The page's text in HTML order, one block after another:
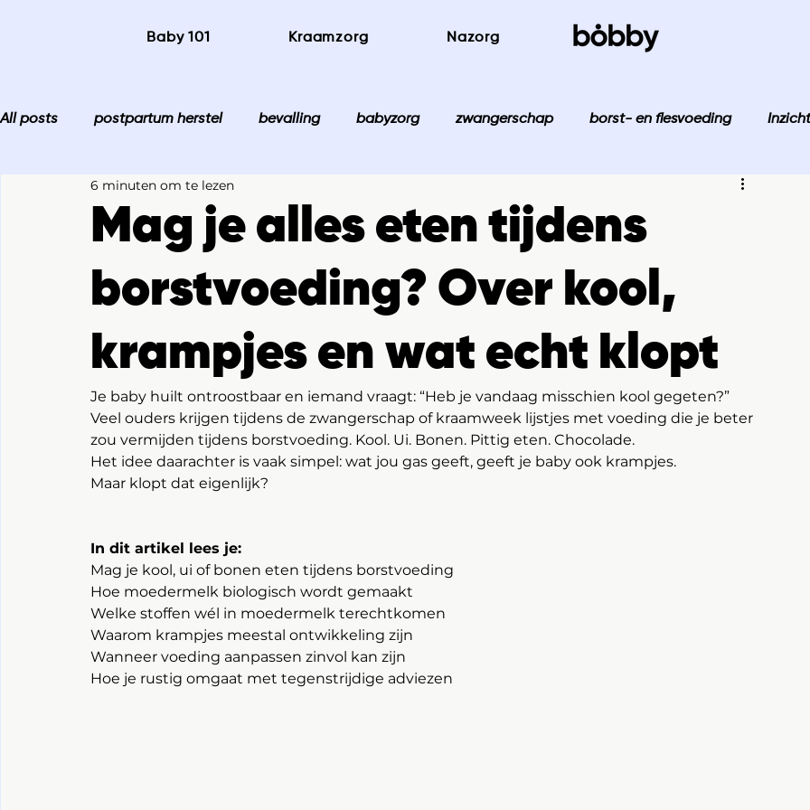
Baby 101 Kraamzorg Nazorg
All posts postpartum herstel bevalling babyzorg zwangerschap borst- en flesvoeding Inzicht
Mag je alles eten tijdens
borstvoeding? Over kool,
krampjes en wat echt klopt
6 minuten om te lezen
Je baby huilt ontroostbaar en iemand vraagt: “Heb je vandaag misschien kool gegeten?”
Veel ouders krijgen tijdens de zwangerschap of kraamweek lijstjes met voeding die je beter
zou vermijden tijdens borstvoeding. Kool. Ui. Bonen. Pittig eten. Chocolade.
Het idee daarachter is vaak simpel: wat jou gas geeft, geeft je baby ook krampjes.
Maar klopt dat eigenlijk?
In dit artikel lees je:
Mag je kool, ui of bonen eten tijdens borstvoeding
Hoe moedermelk biologisch wordt gemaakt
Welke stoffen wél in moedermelk terechtkomen
Waarom krampjes meestal ontwikkeling zijn
Wanneer voeding aanpassen zinvol kan zijn
Hoe je rustig omgaat met tegenstrijdige adviezen